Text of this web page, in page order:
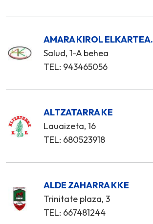
AMARA KIROL ELKARTEA.
Salud, 1-A behea
TEL: 943465056
ALTZATARRA KE
Lauaizeta, 16
TEL: 680523918
ALDE ZAHARRA KKE
Trinitate plaza, 3
TEL: 667481244